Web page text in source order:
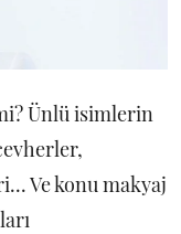
Ünlü isimlerin
Ve konu makyaj